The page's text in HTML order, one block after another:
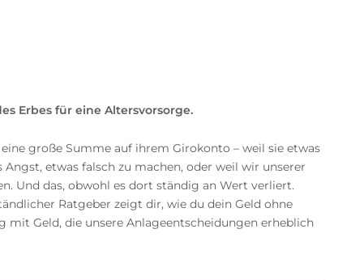
Erbes für eine Altersvorsorge.
große Summe auf ihrem Girokonto – weil sie etwas
etwas falsch zu machen, oder weil wir unserer
Und das, obwohl es dort ständig an Wert verliert.
Ratgeber zeigt dir, wie du dein Geld ohne
Geld, die unsere Anlageentscheidungen erheblich